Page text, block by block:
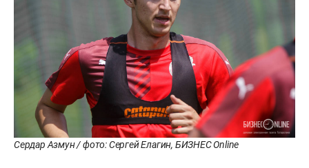
Сердар Азмун / фото: Сергей Елагин, БИЗНЕС Online